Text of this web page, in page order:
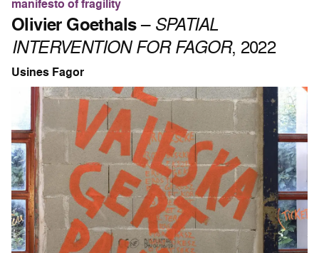
manifesto of fragility
Olivier Goethals– SPATIAL
INTERVENTION FOR FAGOR, 2022
Usines Fagor